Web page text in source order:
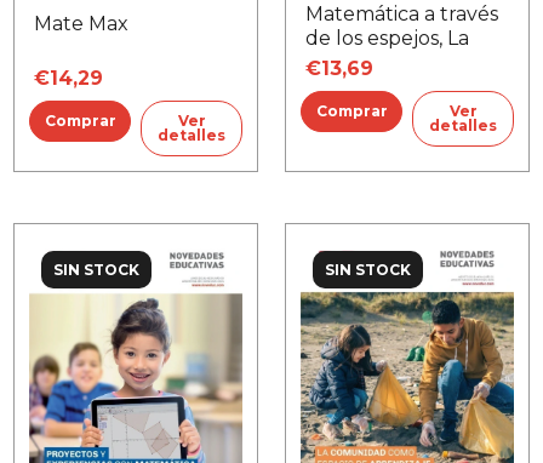
Mate Max
€14,29
Ver
detalles
Matemática a través
de los espejos, La
€13,69
Ver
detalles
SIN STOCK SIN STOCK